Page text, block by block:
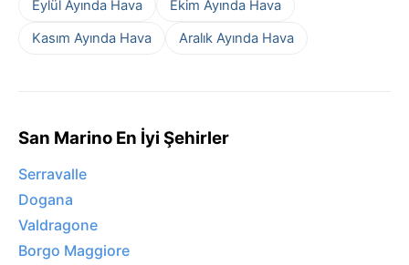
Eylül Ayında Hava
Ekim Ayında Hava
Kasım Ayında Hava
Aralık Ayında Hava
San Marino En İyi Şehirler
Serravalle
Dogana
Valdragone
Borgo Maggiore